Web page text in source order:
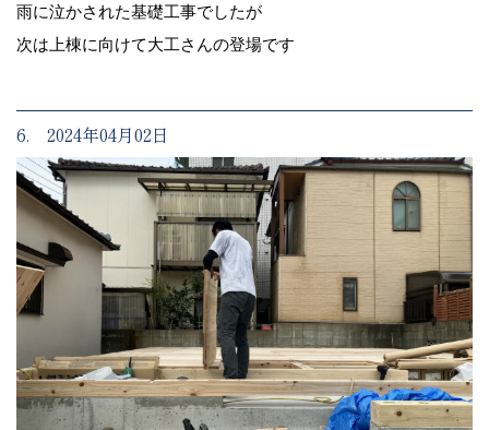
雨に泣かされた基礎工事でしたが
次は上棟に向けて大工さんの登場です
6. 2024年04月02日